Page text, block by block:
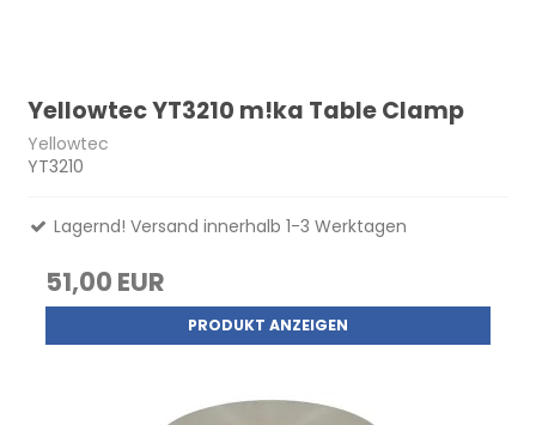
Yellowtec YT3210 m!ka Table Clamp
Yellowtec
YT3210
Lagernd! Versand innerhalb 1-3 Werktagen
51,00 EUR
PRODUKT ANZEIGEN